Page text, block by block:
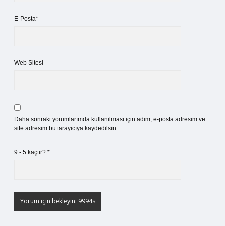
E-Posta*
Web Sitesi
Daha sonraki yorumlarımda kullanılması için adım, e-posta adresim ve
site adresim bu tarayıcıya kaydedilsin.
9 - 5 kaçtır? *